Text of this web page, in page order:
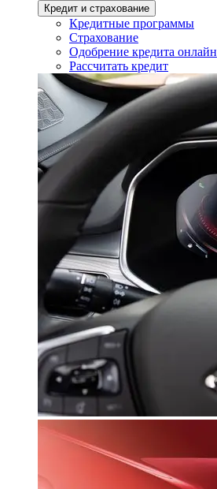
Кредит и страхование
Кредитные программы
Страхование
Одобрение кредита онлайн
Рассчитать кредит